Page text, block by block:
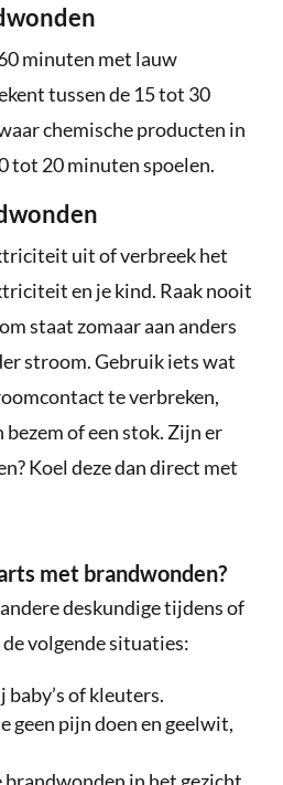
minuten met lauw
tussen de 15 tot 30
chemische producten in
tot 20 minuten spoelen.
uit of verbreek het
en je kind. Raak nooit
staat zomaar aan anders
stroom. Gebruik iets wat
te verbreken,
of een stok. Zijn er
Koel deze dan direct met
met brandwonden?
deskundige tijdens of
volgende situaties:
of kleuters.
geen pijn doen en geelwit,